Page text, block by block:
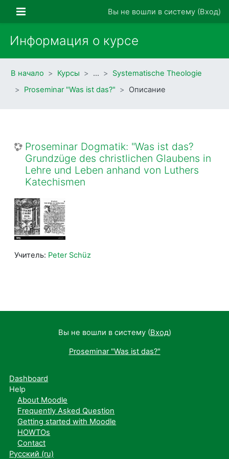
Боковая панельВы не вошли в систему (Вход)
Информация о курсе
В начало Курсы …
Systematische Theologie
Proseminar "Was ist das?"
Описание
Proseminar Dogmatik: "Was ist das?
Grundzüge des christlichen Glaubens in
Lehre und Leben anhand von Luthers
Katechismen
Учитель: Peter Schüz
Вы не вошли в систему (Вход)
Proseminar "Was ist das?"
Dashboard
Help
About Moodle
Frequently Asked Question
Getting started with Moodle
HOWTOs
Contact
Русский ‎(ru)‎